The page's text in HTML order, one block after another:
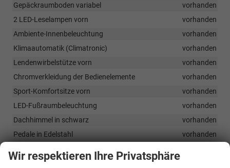
Gepäckraumboden variabel
vorhanden
2 LED-Leselampen vorn
vorhanden
Ambiente-Innenbeleuchtung
vorhanden
Klimaautomatik (Climatronic)
vorhanden
Lendenwirbelstütze vorn
vorhanden
Chromverkleidung der Bedienelemente
vorhanden
Sport-Komfortsitze vorn
vorhanden
LED-Fußraumbeleuchtung
vorhanden
Dachhimmel in schwarz
vorhanden
Pedale in Edelstahl
vorhanden
Wir respektieren Ihre Privatsphäre